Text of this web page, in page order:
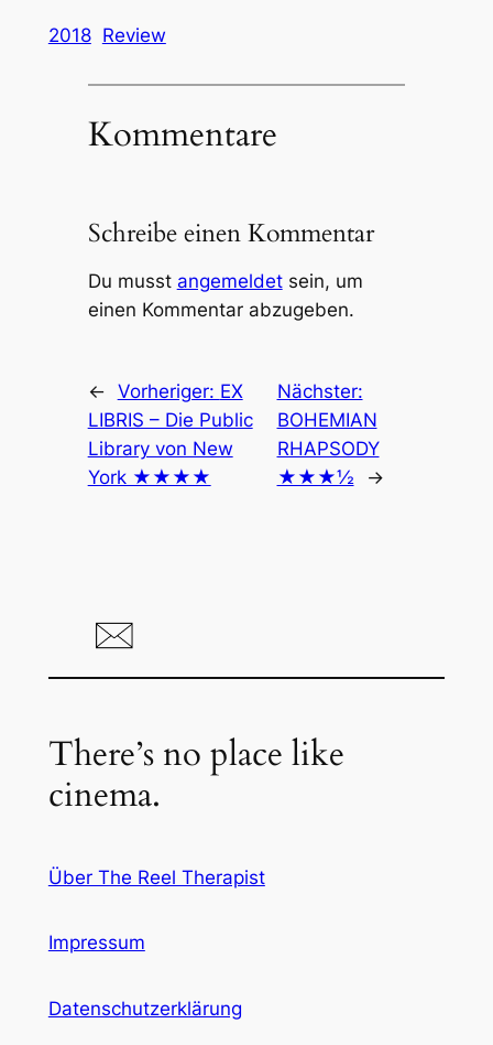
2018 Review
Kommentare
Schreibe einen Kommentar
Du musst angemeldetsein, um
einen Kommentar abzugeben.
← Vorheriger: EX
LIBRIS – Die Public
Library von New
York ★★★★
Nächster:
BOHEMIAN
RHAPSODY
★★★½
→
There’s no place like
cinema.
Über The Reel Therapist
Impressum
Datenschutzerklärung